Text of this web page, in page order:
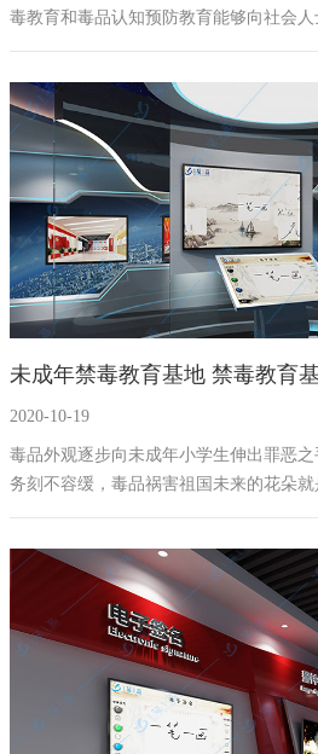
毒教育和毒品认知预防教育能够向社会
较重的未成年人群。从而让毒品远离离
毒宣传教育;充分发挥禁毒教育基地在毒
用，让未成年人群知道毒品的危害，进
识。努力开发更加先进有意义的声光电
主动参与到禁毒知识学习中。西安一笔
司根据多年的行业经验，对禁毒馆使用
未成年禁毒教育基地 禁毒教育
2020-10-19
毒品外观逐步向未成年小学生伸出罪恶
务刻不容缓，毒品祸害祖国未来的花朵
毒宣传教育是一笔一画一直为实现全社
林则徐的雕像和介绍我国历史上对于禁毒
国近代造成的危害，在毒品认知展厅，
粟花虽美，一但触碰就等于死亡。设计
明确，应用了全国最最前端、最先进、
720度无死角3D播放展示。